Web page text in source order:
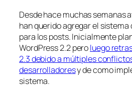
Desde hace muchas semanas
han querido agregar el
para los posts. Inicialmente
WordPress 2.2 peroluego
2.3 debido a múltiples
desarrolladoresy de como
sistema.